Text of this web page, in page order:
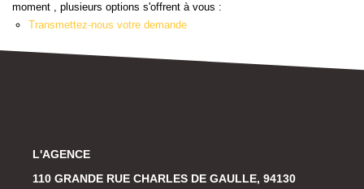
CONTACT
moment , plusieurs options s'offrent à vous :
Transmettez-nous votre demande
L'AGENCE
110 GRANDE RUE CHARLES DE GAULLE, 94130